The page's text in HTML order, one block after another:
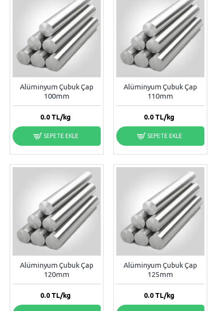
Alüminyum Çubuk Çap
100mm
0.0TL/kg
SEPETE EKLE
Alüminyum Çubuk Çap
110mm
0.0TL/kg
SEPETE EKLE
Alüminyum Çubuk Çap
120mm
0.0TL/kg
Alüminyum Çubuk Çap
125mm
0.0TL/kg